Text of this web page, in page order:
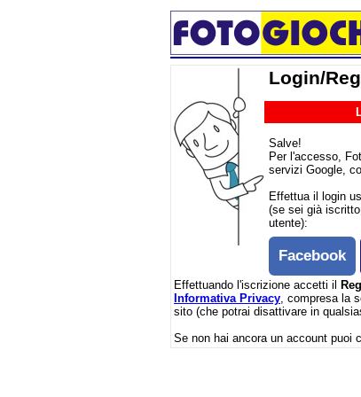
Login/
Salve!
Per l'accesso,
servizi Google,
Effettua il login
(se sei già iscritto,
utente):
Facebook
Effettuando l'iscrizione accetti il
Informativa Privacy , compresa la
sito (che potrai disattivare in
Se non hai ancora un account puoi